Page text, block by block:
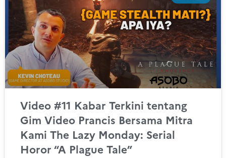
Video #11 Kabar Terkini tentang
Gim Video Prancis Bersama Mitra
Kami The Lazy Monday: Serial
Horor “A Plague Tale”